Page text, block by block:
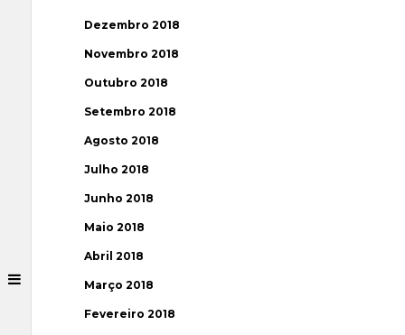
Dezembro 2018
Novembro 2018
Outubro 2018
Setembro 2018
Agosto 2018
Julho 2018
Junho 2018
Maio 2018
Abril 2018
Março 2018
Fevereiro 2018